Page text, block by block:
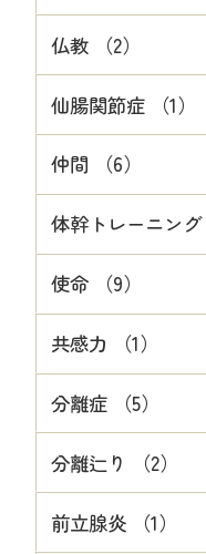
仏教 （2）
仙腸関節症 （1）
仲間 （6）
体幹トレーニング
使命 （9）
共感力 （1）
分離症 （5）
分離辷り （2）
前立腺炎 （1）